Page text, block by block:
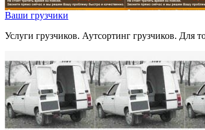
Ваши грузчики
Услуги грузчиков. Аутсортинг грузчиков. Для